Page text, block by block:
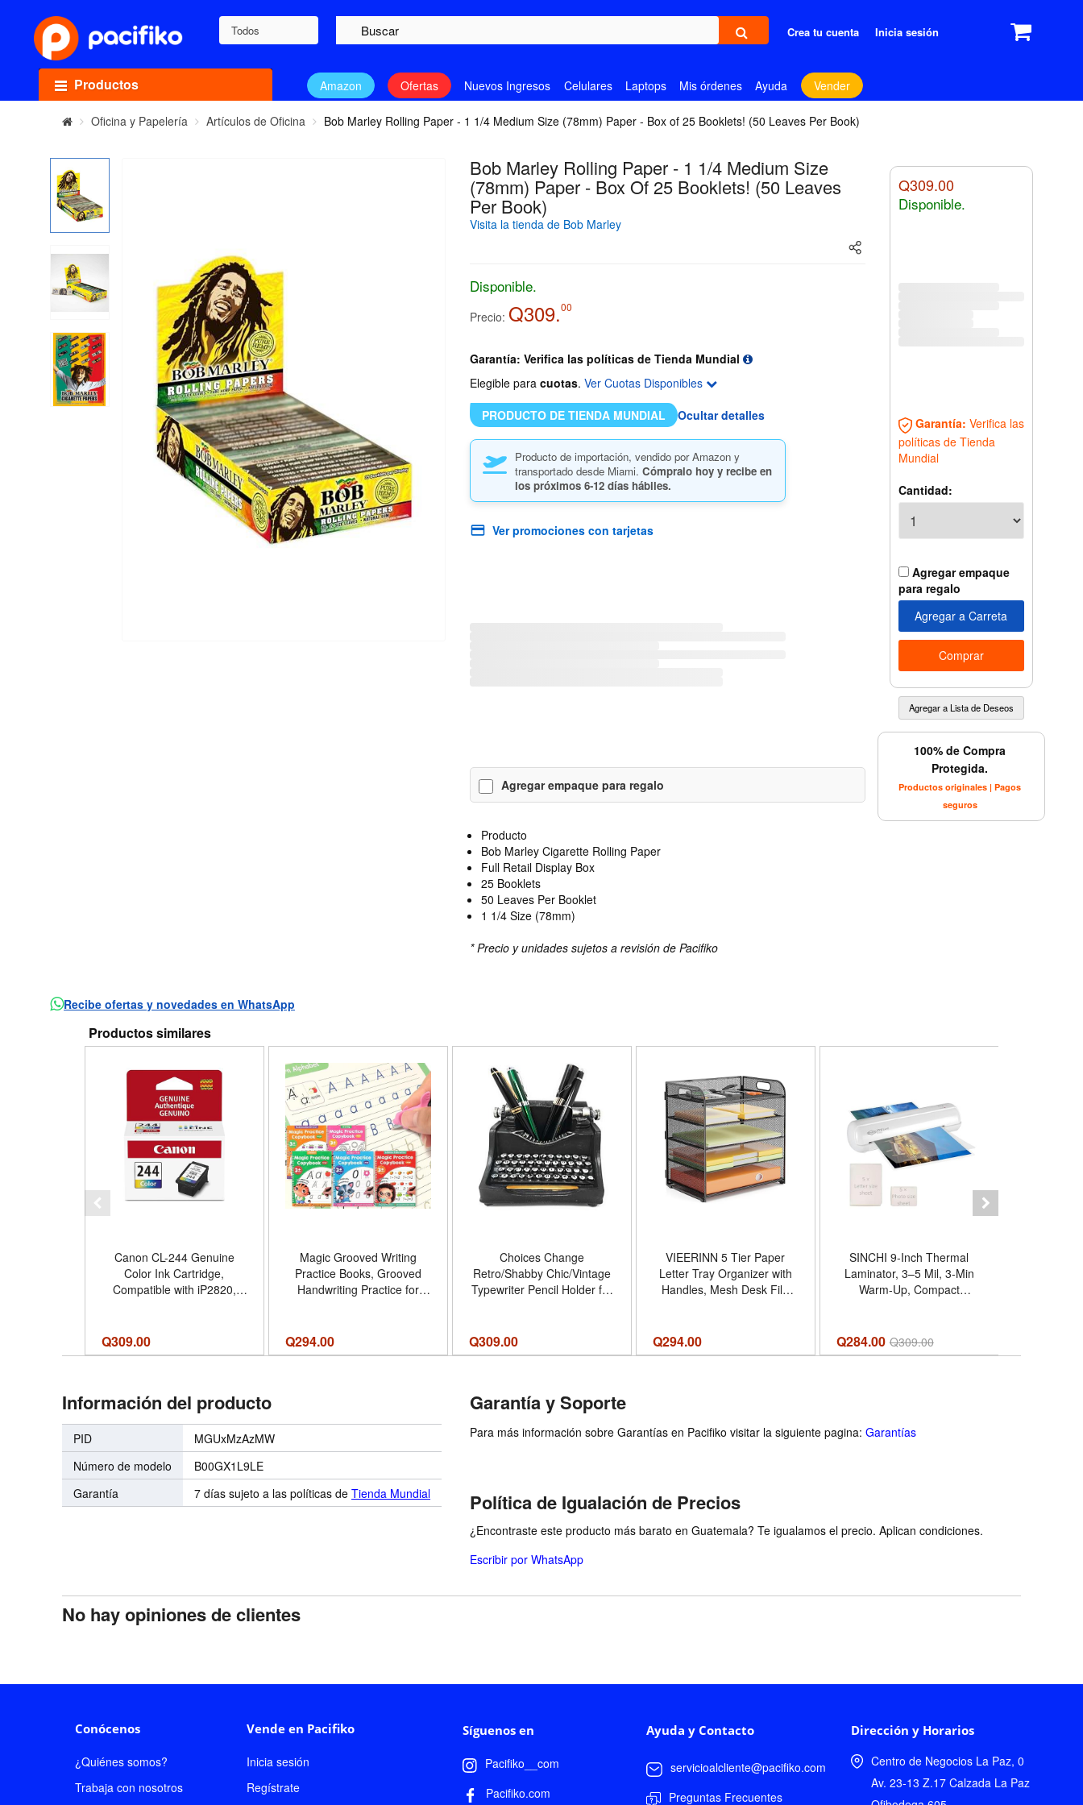
Todos Crea tu cuenta Inicia sesión
Productos Amazon Ofertas Nuevos Ingresos Celulares Laptops Mis órdenes Ayuda Vender
Oficina y Papelería Artículos de Oficina Bob Marley Rolling Paper - 1 1/4 Medium Size (78mm) Paper - Box of 25 Booklets! (50 Leaves Per Book)
Bob Marley Rolling Paper - 1 1/4 Medium Size
(78mm) Paper - Box Of 25 Booklets! (50 Leaves
Per Book)
Visita la tienda de Bob Marley
Disponible.
Precio: Q309.00
Garantía: Verifica las políticas de Tienda Mundial
Elegible para cuotas. Ver Cuotas Disponibles
PRODUCTO DE TIENDA MUNDIAL
Ocultar detalles
Producto de importación, vendido por Amazon y
transportado desde Miami. Cómpralo hoy y recibe en
los próximos 6-12 días hábiles.
Ver promociones con tarjetas
Agregar empaque para regalo
Producto
Bob Marley Cigarette Rolling Paper
Full Retail Display Box
25 Booklets
50 Leaves Per Booklet
1 1/4 Size (78mm)
* Precio y unidades sujetos a revisión de Pacifiko
Q309.00
Disponible.
Garantía: Verifica las
políticas de Tienda
Mundial
Cantidad:
Agregar empaque
para regalo
100% de Compra
Protegida.
Productos originales | Pagos
seguros
Recibe ofertas y novedades en WhatsApp
Productos similares
Canon CL-244 Genuine
Color Ink Cartridge,
Compatible with iP2820,
TS3120/302/302a/202/4520/3320
- Tamaño Color Ink
Q309.00
Magic Grooved Writing
Practice Books, Grooved
Handwriting Practice for
Disappearing Ink, Number
Letters Tracing Books for
Q294.00
Choices Change
Retro/Shabby Chic/Vintage
Typewriter Pencil Holder for
for Writers/Gift for Vintage
Lovers/Gift for Typewriter
Q309.00
VIEERINN 5 Tier Paper
Letter Tray Organizer with
Handles, Mesh Desk File
Document Shelf Tray
Storage Organization for
Q294.00
SINCHI 9-Inch Thermal
Laminator, 3–5 Mil, 3-Min
Warm-Up, Compact
Lever, Auto Shut-Off, One-
Touch Operation for Home,
Q284.00 Q309.00
Información del producto
PID
MGUxMzAzMW
Número de modelo
B00GX1L9LE
Garantía
7 días sujeto a las políticas deTienda Mundial
Garantía y Soporte
Para más información sobre Garantías en Pacifiko visitar la siguiente pagina: Garantías
Política de Igualación de Precios
¿Encontraste este producto más barato en Guatemala? Te igualamos el precio. Aplican condiciones.
Escribir por WhatsApp
No hay opiniones de clientes
Conócenos
¿Quiénes somos?
Trabaja con nosotros
Vende en Pacifiko
Inicia sesión
Regístrate
Síguenos en
Pacifiko__com
Pacifiko.com
Ayuda y Contacto
servicioalcliente@pacifiko.com
Preguntas Frecuentes
Dirección y Horarios
Centro de Negocios La Paz, 0
Av. 23-13 Z.17 Calzada La Paz